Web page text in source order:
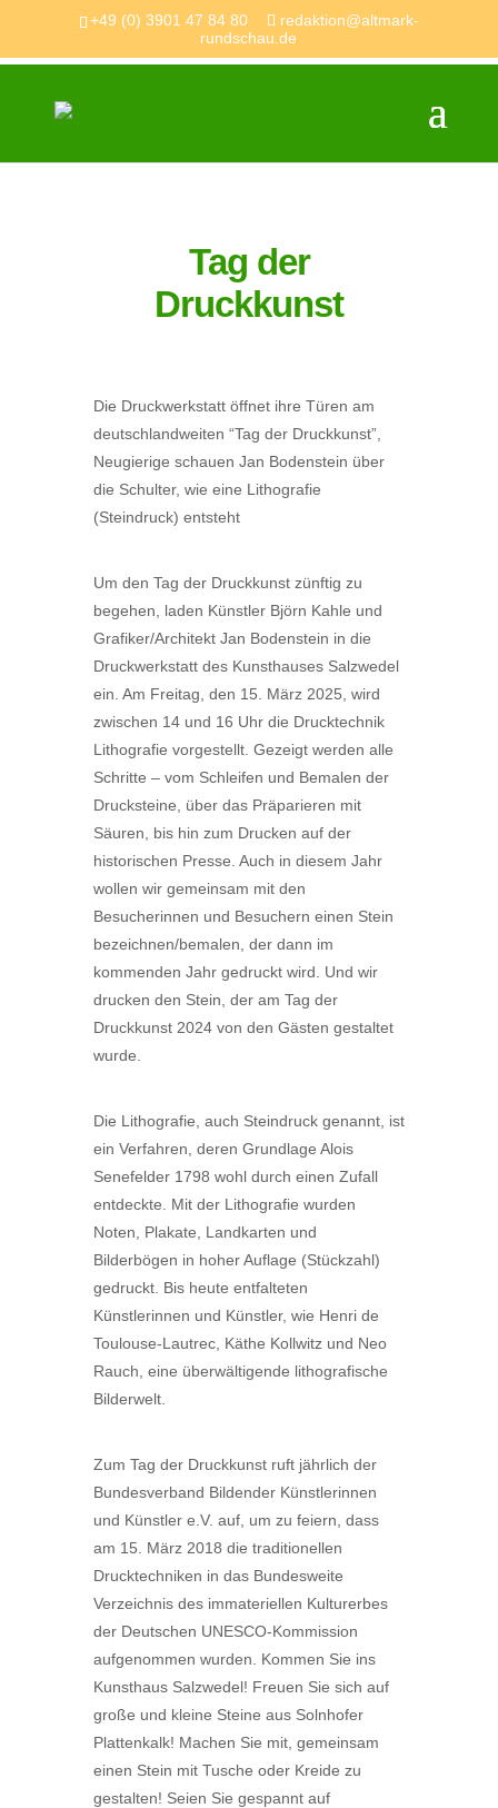
+49 (0) 3901 47 84 80
redaktion@altmark-
rundschau.de
Tag der
Druckkunst
Die Druckwerkstatt öffnet ihre Türen am
deutschlandweiten “Tag der Druckkunst”,
Neugierige schauen Jan Bodenstein über
die Schulter, wie eine Lithografie
(Steindruck) entsteht
Um den Tag der Druckkunst zünftig zu
begehen, laden Künstler Björn Kahle und
Grafiker/Architekt Jan Bodenstein in die
Druckwerkstatt des Kunsthauses Salzwedel
ein. Am Freitag, den 15. März 2025, wird
zwischen 14 und 16 Uhr die Drucktechnik
Lithografie vorgestellt. Gezeigt werden alle
Schritte – vom Schleifen und Bemalen der
Drucksteine, über das Präparieren mit
Säuren, bis hin zum Drucken auf der
historischen Presse. Auch in diesem Jahr
wollen wir gemeinsam mit den
Besucherinnen und Besuchern einen Stein
bezeichnen/bemalen, der dann im
kommenden Jahr gedruckt wird. Und wir
drucken den Stein, der am Tag der
Druckkunst 2024 von den Gästen gestaltet
wurde.
Die Lithografie, auch Steindruck genannt, ist
ein Verfahren, deren Grundlage Alois
Senefelder 1798 wohl durch einen Zufall
entdeckte. Mit der Lithografie wurden
Noten, Plakate, Landkarten und
Bilderbögen in hoher Auflage (Stückzahl)
gedruckt. Bis heute entfalteten
Künstlerinnen und Künstler, wie Henri de
Toulouse-Lautrec, Käthe Kollwitz und Neo
Rauch, eine überwältigende lithografische
Bilderwelt.
Zum Tag der Druckkunst ruft jährlich der
Bundesverband Bildender Künstlerinnen
und Künstler e.V. auf, um zu feiern, dass
am 15. März 2018 die traditionellen
Drucktechniken in das Bundesweite
Verzeichnis des immateriellen Kulturerbes
der Deutschen UNESCO-Kommission
aufgenommen wurden. Kommen Sie ins
Kunsthaus Salzwedel! Freuen Sie sich auf
große und kleine Steine aus Solnhofer
Plattenkalk! Machen Sie mit, gemeinsam
einen Stein mit Tusche oder Kreide zu
gestalten! Seien Sie gespannt auf